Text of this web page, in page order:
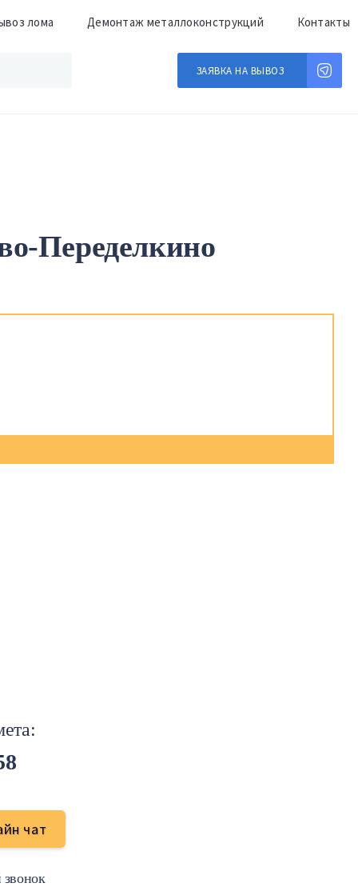
лома Демонтаж металлоконструкций Контакты
ЗАЯВКА НА ВЫВОЗ
Переделкино
чат
звонок